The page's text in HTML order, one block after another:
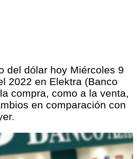
del dólar hoy Miércoles 9
2022 en Elektra (Banco
compra, como a la venta,
en comparación con